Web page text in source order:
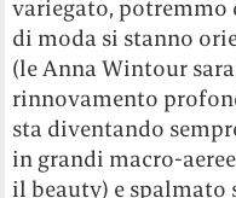
variegato, potremmo
di moda si stanno
(le Anna Wintour
rinnovamento
sta diventando
in grandi macro-
il beauty) e spalmato